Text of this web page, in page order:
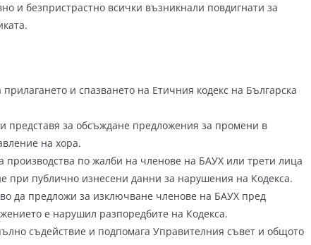
и безпристрастно всички възникнали повдигнати за
и спазването на Етичния кодекс на Българска
за обсъждане предложения за промени в
на хора.
по жалби на членове на БАУХ или трети лица
при публично изнесени данни за нарушения на Кодекса.
да предложи за изключване членове на БАУХ пред
е нарушил разпоредбите на Кодекса.
съдействие и подпомага Управителния съвет и общото